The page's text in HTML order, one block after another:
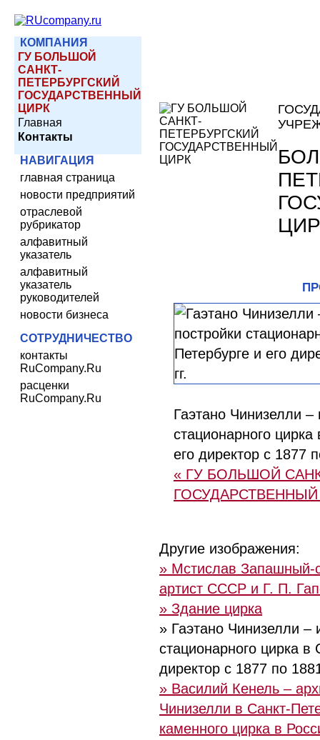
КОМПАНИЯ
ГУ БОЛЬШОЙ
САНКТ-
ПЕТЕРБУРГСКИЙ
ГОСУДАРСТВЕННЫЙ
ЦИРК
Главная
Контакты
НАВИГАЦИЯ
главная страница
новости предприятий
отраслевой
рубрикатор
алфавитный
указатель
алфавитный
указатель
руководителей
новости бизнеса
СОТРУДНИЧЕСТВО
контакты
RuCompany.Ru
расценки
RuCompany.Ru
Гаэтано Чинизелли –
стационарного
его директор c 1877
« ГУ БОЛЬШОЙ
Другие изображения:
» Мстислав Запашный-
артист СССР и Г. П.
» Здание цирка
» Гаэтано Чинизелли –
стационарного цирка в
директор c 1877 по
» Василий Кенель –
Чинизелли в Санкт-
каменного цирка в